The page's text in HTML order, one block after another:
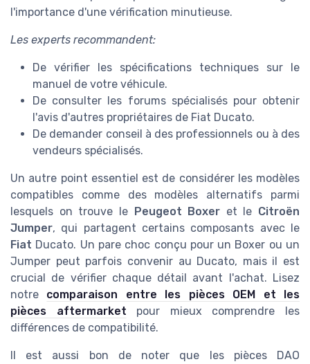
l'importance d'une vérification minutieuse.
Les experts recommandent:
De vérifier les spécifications techniques sur le
manuel de votre véhicule.
De consulter les forums spécialisés pour obtenir
l'avis d'autres propriétaires de Fiat Ducato.
De demander conseil à des professionnels ou à des
vendeurs spécialisés.
Un autre point essentiel est de considérer les modèles
compatibles comme des modèles alternatifs parmi
lesquels on trouve le Peugeot Boxer et le Citroën
Jumper, qui partagent certains composants avec le
Fiat Ducato. Un pare choc conçu pour un Boxer ou un
Jumper peut parfois convenir au Ducato, mais il est
crucial de vérifier chaque détail avant l'achat. Lisez
notre comparaison entre les pièces OEM et les
pièces aftermarket pour mieux comprendre les
différences de compatibilité.
Il est aussi bon de noter que les pièces DAO